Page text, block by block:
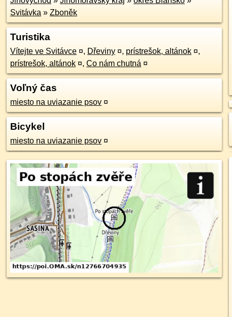
Svitávka » Zboněk
Turistika
Vítejte ve Svitávce ¤, Dřeviny ¤, prístrešok, altánok ¤,
prístrešok, altánok ¤, Co nám chutná ¤
Voľný čas
miesto na uviazanie psov ¤
Bicykel
miesto na uviazanie psov ¤